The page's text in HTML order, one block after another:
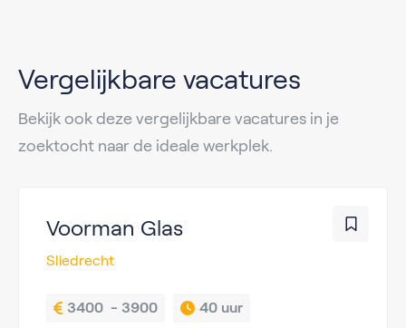
Vergelijkbare vacatures
Bekijk ook deze vergelijkbare vacatures in je
zoektocht naar de ideale werkplek.
Voorman Glas
Sliedrecht
3400  - 3900 40 uur